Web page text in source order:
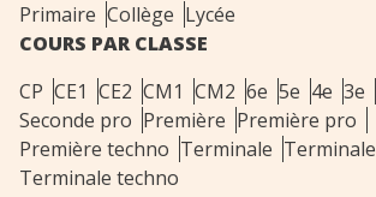
Primaire Collège Lycée
COURS PAR CLASSE
CP CE1 CE2 CM1 CM2 6e 5e 4e 3e
Seconde pro Première Première pro
Première techno Terminale
Terminale techno